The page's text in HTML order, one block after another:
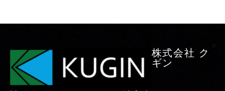
株式会社 ク
ギン